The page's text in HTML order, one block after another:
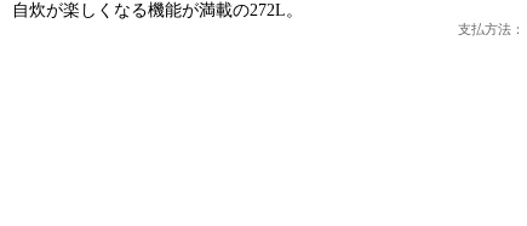
自炊が楽しくなる機能が満載の272L。
支払方法：